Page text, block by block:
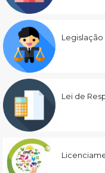
Legislação
Lei de